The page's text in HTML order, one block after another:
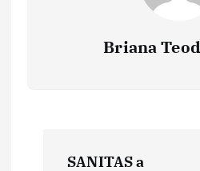
Briana
SANITAS a